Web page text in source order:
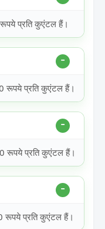
प्रति कुएंटल हैं।
रूपये प्रति कुएंटल हैं।
रूपये प्रति कुएंटल हैं।
रूपये प्रति कुएंटल हैं।